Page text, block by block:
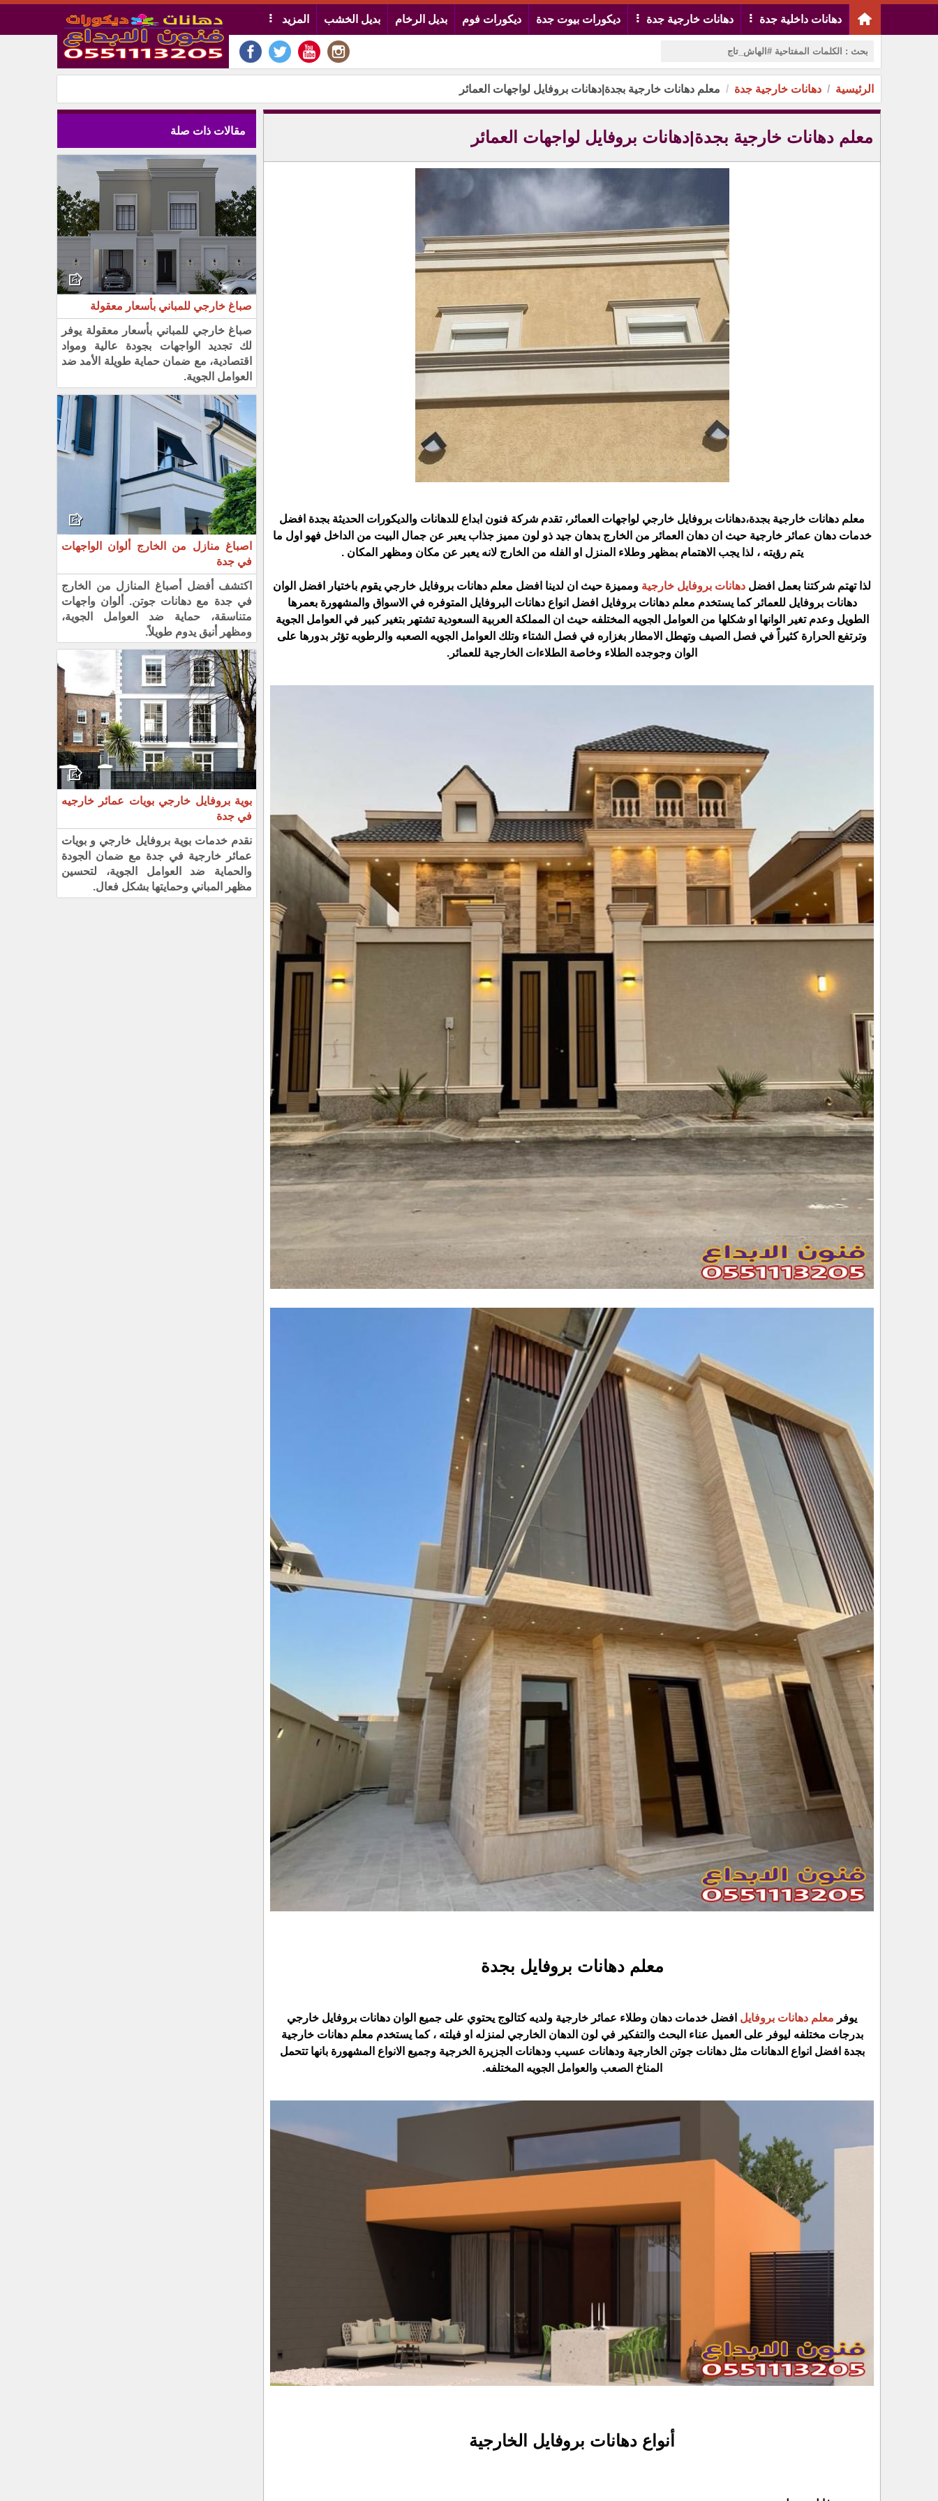
دهانات داخلية جدة دهانات خارجية جدة ديكورات بيوت جدة ديكورات فوم بديل الرخام بديل الخشب المزيد
الرئيسية دهانات خارجية جدة معلم دهانات خارجية بجدة|دهانات بروفايل لواجهات العمائر
معلم دهانات خارجية بجدة|دهانات بروفايل لواجهات العمائر
معلم دهانات خارجية بجدة،دهانات بروفايل خارجي لواجهات العمائر، تقدم شركة فنون ابداع للدهانات والديكورات الحديثة بجدة افضل
خدمات دهان عمائر خارجية حيث ان دهان العمائر من الخارج بدهان جيد ذو لون مميز جذاب يعبر عن جمال البيت من الداخل فهو اول ما
يتم رؤيته ، لذا يجب الاهتمام بمظهر وطلاء المنزل او الفله من الخارج لانه يعبر عن مكان ومظهر المكان .
لذا تهتم شركتنا بعمل افضل دهانات بروفايل خارجية ومميزة حيث ان لدينا افضل معلم دهانات بروفايل خارجي يقوم باختيار افضل الوان
دهانات بروفايل للعمائر كما يستخدم معلم دهانات بروفايل افضل انواع دهانات البروفايل المتوفره في الاسواق والمشهورة بعمرها
الطويل وعدم تغير الوانها او شكلها من العوامل الجويه المختلفه حيث ان المملكة العربية السعودية تشتهر بتغير كبير في العوامل الجوية
وترتفع الحرارة كثيراً في فصل الصيف وتهطل الامطار بغزاره في فصل الشتاء وتلك العوامل الجويه الصعبه والرطوبه تؤثر بدورها على
الوان وجوجده الطلاء وخاصة الطلاءات الخارجية للعمائر.
معلم دهانات بروفايل بجدة
يوفر معلم دهانات بروفايل افضل خدمات دهان وطلاء عمائر خارجية ولديه كتالوج يحتوي على جميع الوان دهانات بروفايل خارجي
بدرجات مختلفه ليوفر على العميل عناء البحث والتفكير في لون الدهان الخارجي لمنزله او فيلته ، كما يستخدم معلم دهانات خارجية
بجدة افضل انواع الدهانات مثل دهانات جوتن الخارجية ودهانات عسيب ودهانات الجزيرة الخرجية وجميع الانواع المشهورة بانها تتحمل
المناخ الصعب والعوامل الجويه المختلفه.
أنواع دهانات بروفايل الخارجية
مقالات ذات صلة
صباغ خارجي للمباني بأسعار معقولة
صباغ خارجي للمباني بأسعار معقولة يوفر
لك تجديد الواجهات بجودة عالية ومواد
اقتصادية، مع ضمان حماية طويلة الأمد ضد
العوامل الجوية.
اصباغ منازل من الخارج ألوان الواجهات
في جدة
اكتشف أفضل أصباغ المنازل من الخارج
في جدة مع دهانات جوتن. ألوان واجهات
متناسقة، حماية ضد العوامل الجوية،
ومظهر أنيق يدوم طويلاً.
بوية بروفايل خارجي بويات عمائر خارجيه
في جدة
نقدم خدمات بوية بروفايل خارجي و بويات
عمائر خارجية في جدة مع ضمان الجودة
والحماية ضد العوامل الجوية، لتحسين
مظهر المباني وحمايتها بشكل فعال.